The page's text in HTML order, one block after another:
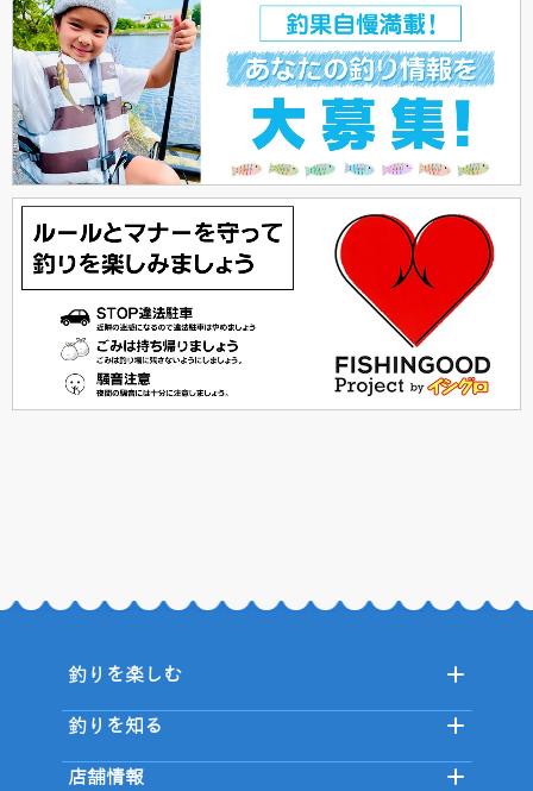
釣りを楽しむ
釣りを知る
店舗情報